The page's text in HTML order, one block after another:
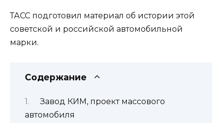
ТАСС подготовил материал об истории этой
советской и российской автомобильной
марки.
Содержание
Завод КИМ, проект массового
автомобиля